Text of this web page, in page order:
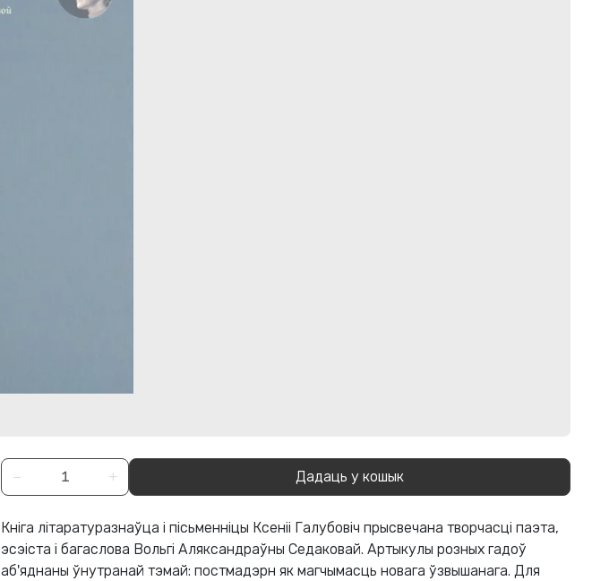
− + Дадаць у кошык
Кніга літаратуразнаўца і пісьменніцы Ксеніі Галубовіч прысвечана творчасці паэта,
эсэіста і багаслова Вольгі Аляксандраўны Седаковай. Артыкулы розных гадоў
аб'яднаны ўнутранай тэмай: постмадэрн як магчымасць новага ўзвышанага. Для